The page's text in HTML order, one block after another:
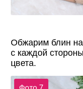
Обжарим блин
с каждой
цвета.